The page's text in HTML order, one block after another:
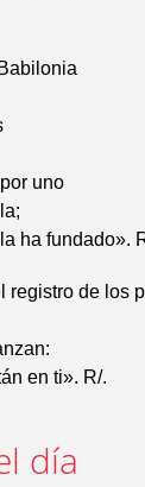
uno
ha fundado».
registro de los
en ti». R/.
día